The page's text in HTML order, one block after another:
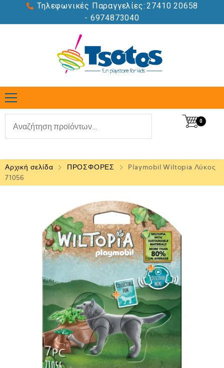
Τηλεφωνικές Παραγγελίες: 27410 20658
- 6974873040
0
Αρχική σελίδα ΠΡΟΣΦΟΡΕΣ
Playmobil Wiltopia Λύκος
71056